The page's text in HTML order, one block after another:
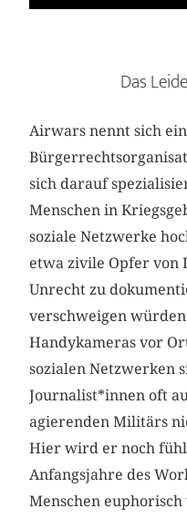
Das
Airwars nennt sich
sich darauf
Menschen in
soziale Netzwerke
etwa zivile Opfer von
Unrecht zu
verschweigen
Handykameras vor
sozialen Netzwerken
Journalist*innen oft
agierenden Militärs
Hier wird er noch
Anfangsjahre des
Menschen